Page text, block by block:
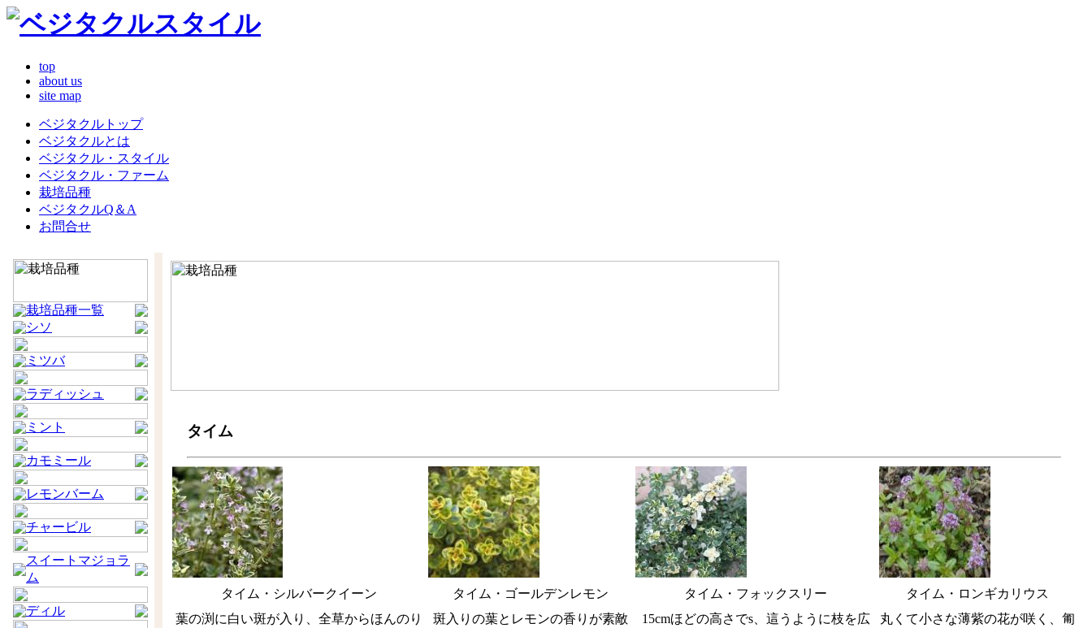
top
about us
site map
ベジタクルトップ
ベジタクルとは
ベジタクル・スタイル
ベジタクル・ファーム
栽培品種
ベジタクルQ＆A
お問合せ
栽培品種一覧
シソ
ミツバ
ラディッシュ
ミント
カモミール
レモンバーム
チャービル
スイートマジョラ
ム
ディル
タイム
タイム・シルバークイーン
葉の渕に白い斑が入り、全草からほんのり
タイム・ゴールデンレモン
斑入りの葉とレモンの香りが素敵
タイム・フォックスリー
15cmほどの高さでs、這うように枝を広
タイム・ロンギカリウス
丸くて小さな薄紫の花が咲く、匍